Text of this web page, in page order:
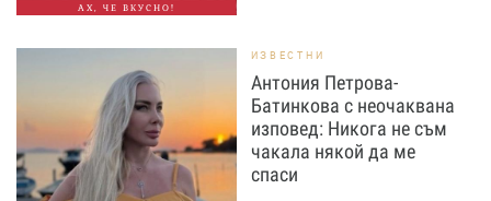
АХ, ЧЕ ВКУСНО!
ИЗВЕСТНИ
Антония Петрова-
Батинкова с неочаквана
изповед: Никога не съм
чакала някой да ме
спаси